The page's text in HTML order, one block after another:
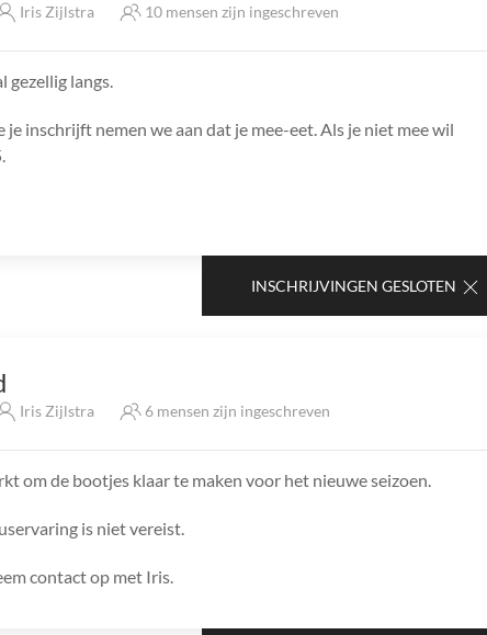
Iris Zijlstra 10 mensen zijn ingeschreven
gezellig langs.
inschrijft nemen we aan dat je mee-eet. Als je niet mee wil
INSCHRIJVINGEN GESLOTEN
Iris Zijlstra 6 mensen zijn ingeschreven
om de bootjes klaar te maken voor het nieuwe seizoen.
is niet vereist.
contact op met Iris.